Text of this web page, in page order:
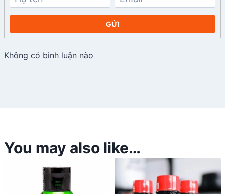
GỬI
Không có bình luận nào
You may also like…